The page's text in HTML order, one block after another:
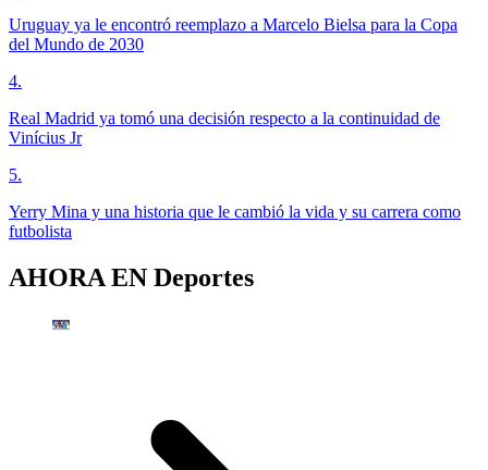
Uruguay ya le encontró reemplazo a Marcelo Bielsa para la Copa
del Mundo de 2030
4.
Real Madrid ya tomó una decisión respecto a la continuidad de
Vinícius Jr
5.
Yerry Mina y una historia que le cambió la vida y su carrera como
futbolista
AHORA EN Deportes